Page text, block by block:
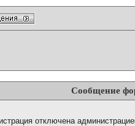
Сообщение
отключена